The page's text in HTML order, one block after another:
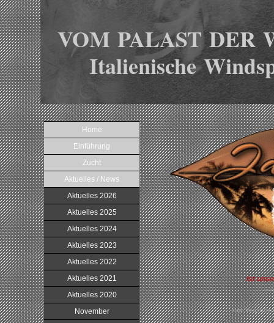
VOM PALAST DER
Italienische
Home
Einführung
Zucht
Aktuelles / News
Aktuelles 2026
Aktuelles 2025
Aktuelles 2024
Aktuelles 2023
Aktuelles 2022
Aktuelles 2021
Aktuelles 2020
November
ist
zum